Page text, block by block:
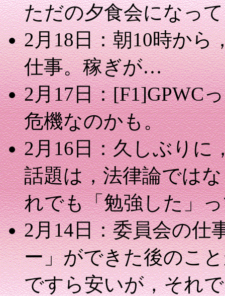
ただの夕食会になっ
2月18日：朝10時から
仕事。稼ぎが…
2月17日：[F1]GPWC
危機なのかも。
2月16日：久しぶりに
話題は，法律論では
れでも「勉強した」
2月14日：委員会の仕
ー」ができた後のこ
ですら安いが，それ